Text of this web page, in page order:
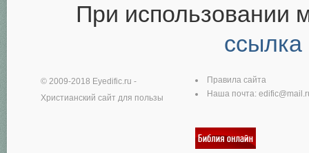
При использовании
ссылка
© 2009-2018 Eyedific.ru -
Христианский сайт для пользы
Правила сайта
Наша почта: